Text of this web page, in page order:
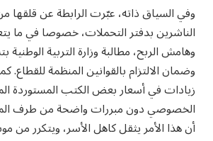
وفي السياق ذاته، عبّرت الرابطة عن قلقها
الناشرين بدفتر التحملات، خصوصا في ما
وهامش الربح، مطالبة وزارة التربية الوطنية
وضمان الالتزام بالقوانين المنظمة
زيادات في أسعار بعض الكتب المستوردة
الخصوصي دون مبررات واضحة من طرف
أن هذا الأمر يثقل كاهل الأسر، ويتكرر من